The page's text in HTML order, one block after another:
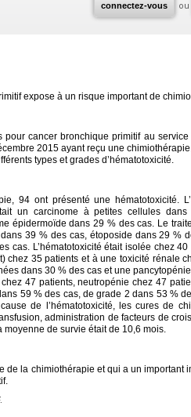
connectez-vous ou
expose à un risque important de
cancer bronchique primitif au
2015 ayant reçu une
types et grades d’hématotoxicité.
94 ont présenté une hématotoxicité.
un carcinome à petites cellules
épidermoïde dans 29 % des cas. Le
39 % des cas, étoposide dans 29 %
cas. L’hématotoxicité était isolée chez
chez 35 patients et à une toxicité rénale
dans 30 % des cas et une
47 patients, neutropénie chez 47
59 % des cas, de grade 2 dans 53 %
de l’hématotoxicité, les cures de
administration de facteurs de
de survie était de 10,6 mois.
de la chimiothérapie et qui a un important